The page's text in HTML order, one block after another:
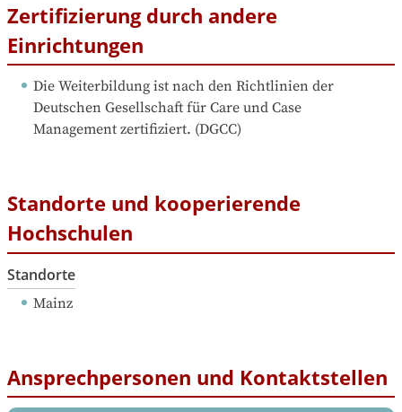
Zertifizierung durch andere
Einrichtungen
Die Weiterbildung ist nach den Richtlinien der
Deutschen Gesellschaft für Care und Case
Management zertifiziert. (DGCC)
Standorte und kooperierende
Hochschulen
Standorte
Mainz
Ansprechpersonen und Kontaktstellen